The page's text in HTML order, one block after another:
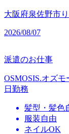
大阪府泉佐野市
2026/08/07
派遣のお仕事
OSMOSIS.オズ
日勤務
髪型・髪色
服装自由
ネイルOK